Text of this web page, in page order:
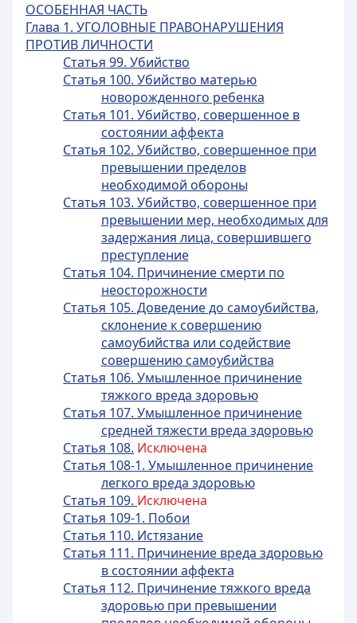
ОСОБЕННАЯ ЧАСТЬ
Глава 1. УГОЛОВНЫЕ ПРАВОНАРУШЕНИЯ
ПРОТИВ ЛИЧНОСТИ
Статья 99. Убийство
Статья 100. Убийство матерью
новорожденного ребенка
Статья 101. Убийство, совершенное в
состоянии аффекта
Статья 102. Убийство, совершенное при
превышении пределов
необходимой обороны
Статья 103. Убийство, совершенное при
превышении мер, необходимых для
задержания лица, совершившего
преступление
Статья 104. Причинение смерти по
неосторожности
Статья 105. Доведение до самоубийства,
склонение к совершению
самоубийства или содействие
совершению самоубийства
Статья 106. Умышленное причинение
тяжкого вреда здоровью
Статья 107. Умышленное причинение
средней тяжести вреда здоровью
Статья 108. Исключена
Статья 108-1. Умышленное причинение
легкого вреда здоровью
Статья 109. Исключена
Статья 109-1. Побои
Статья 110. Истязание
Статья 111. Причинение вреда здоровью
в состоянии аффекта
Статья 112. Причинение тяжкого вреда
здоровью при превышении